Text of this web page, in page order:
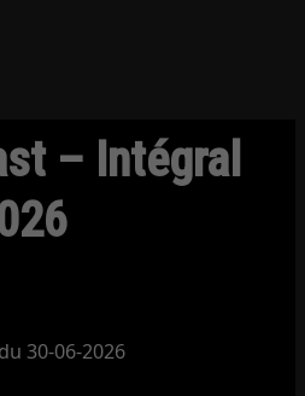
– Intégral
30-06-2026